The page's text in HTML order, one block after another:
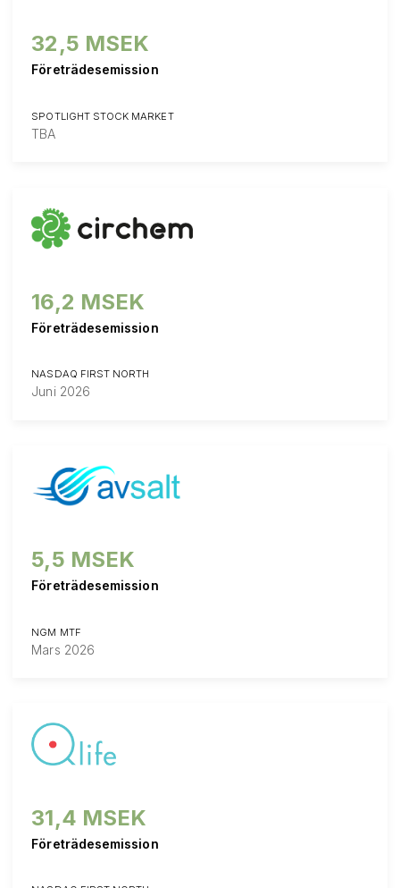
32,5 MSEK
Företrädesemission
SPOTLIGHT STOCK MARKET
TBA
16,2 MSEK
Företrädesemission
NASDAQ FIRST NORTH
Juni 2026
5,5 MSEK
Företrädesemission
NGM MTF
Mars 2026
31,4 MSEK
Företrädesemission